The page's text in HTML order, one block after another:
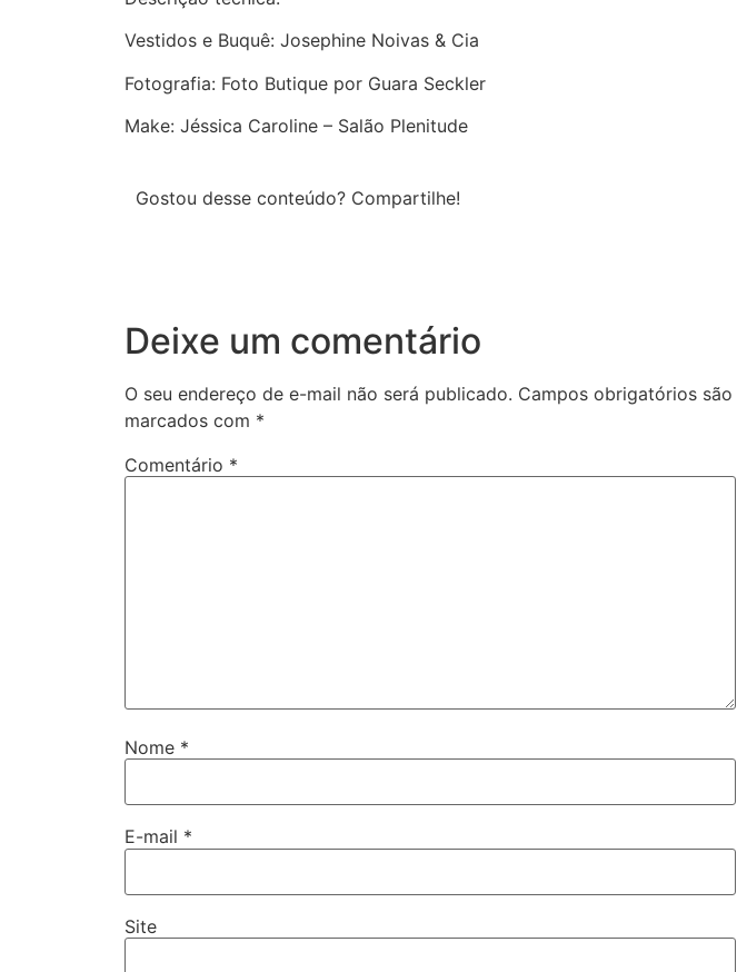
Vestidos e Buquê: Josephine Noivas & Cia
Fotografia: Foto Butique por Guara Seckler
Make: Jéssica Caroline – Salão Plenitude
Gostou desse conteúdo? Compartilhe!
Deixe um comentário
O seu endereço de e-mail não será publicado. Campos obrigatórios são
marcados com *
Comentário *
Nome *
E-mail *
Site